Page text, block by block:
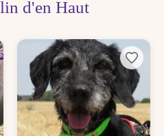
d'en Haut